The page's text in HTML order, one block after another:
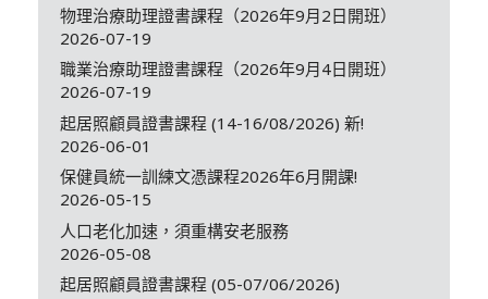
物理治療助理證書課程（2026年9月2日開班）
2026-07-19
職業治療助理證書課程（2026年9月4日開班）
2026-07-19
起居照顧員證書課程 (14-16/08/2026) 新!
2026-06-01
保健員統一訓練文憑課程2026年6月開課!
2026-05-15
人口老化加速，須重構安老服務
2026-05-08
起居照顧員證書課程 (05-07/06/2026)